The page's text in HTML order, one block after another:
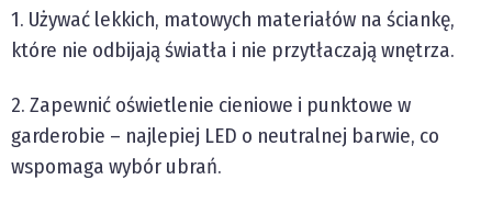
1. Używać lekkich, matowych materiałów na ściankę,
które nie odbijają światła i nie przytłaczają wnętrza.
2. Zapewnić oświetlenie cieniowe i punktowe w
garderobie – najlepiej LED o neutralnej barwie, co
wspomaga wybór ubrań.